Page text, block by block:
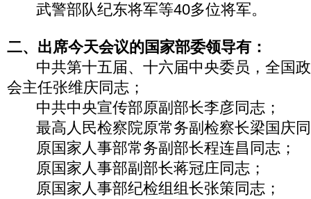
武警部队纪东将军等40多位将军。
二、出席今天会议的国家部委领导有：
中共第十五届、十六届中央委员，全国政
会主任张维庆同志；
中共中央宣传部原副部长李彦同志；
最高人民检察院原常务副检察长梁国庆
原国家人事部常务副部长程连昌同志；
原国家人事部副部长蒋冠庄同志；
原国家人事部纪检组组长张策同志；